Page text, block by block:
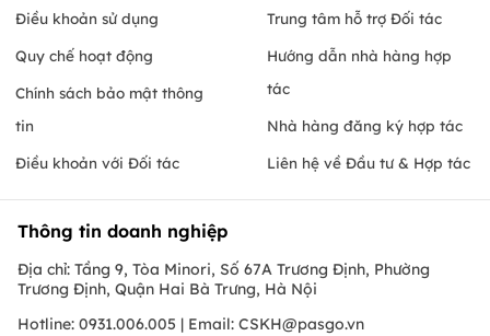
Điều khoản sử dụng
Quy chế hoạt động
Chính sách bảo mật thông
tin
Điều khoản với Đối tác
Trung tâm hỗ trợ Đối tác
Hướng dẫn nhà hàng hợp
tác
Nhà hàng đăng ký hợp tác
Liên hệ về Đầu tư & Hợp tác
Thông tin doanh nghiệp
Địa chỉ: Tầng 9, Tòa Minori, Số 67A Trương Định, Phường
Trương Định, Quận Hai Bà Trưng, Hà Nội
Hotline: 0931.006.005 | Email: CSKH@pasgo.vn